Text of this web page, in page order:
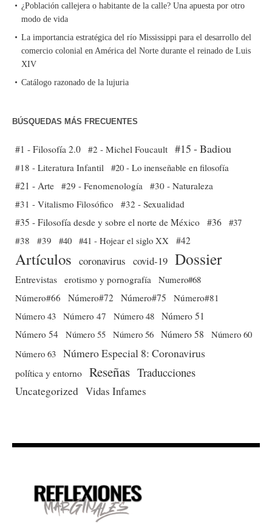
¿Población callejera o habitante de la calle? Una apuesta por otro
modo de vida
La importancia estratégica del río Mississippi para el desarrollo del
comercio colonial en América del Norte durante el reinado de Luis
XIV
Catálogo razonado de la lujuria
BÚSQUEDAS MÁS FRECUENTES
#1 - Filosofía 2.0 #2 - Michel Foucault #15 - Badiou
#18 - Literatura Infantil #20 - Lo inenseñable en filosofía
#21 - Arte #29 - Fenomenología
#30 - Naturaleza
#31 - Vitalismo Filosófico
#32 - Sexualidad
#35 - Filosofía desde y sobre el norte de México #36 #37
#38
#39 #40 #41 - Hojear el siglo XX #42
Artículos coronavirus covid-19 Dossier
Entrevistas erotismo y pornografía
Numero#68
Número#66
Número#72 Número#75
Número#81
Número 43 Número 47 Número 48 Número 51
Número 54 Número 55 Número 56 Número 58
Número 60
Número 63 Número Especial 8: Coronavirus
política y entorno Reseñas Traducciones
Uncategorized Vidas Infames